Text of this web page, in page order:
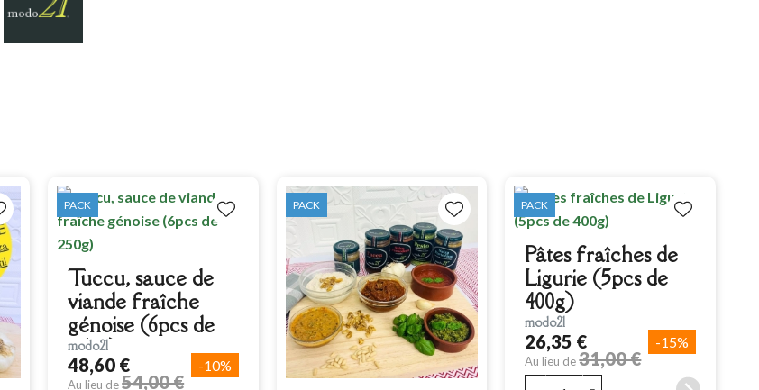
Tuccu, sauce de
viande fraîche
génoise (6pcs de
250g)
modo21
48,60 €
Au lieu de54,00 €
-10%
PACK PACK
Pâtes fraîches de
Ligurie (5pcs de
400g)
modo21
26,35 €
Au lieu de 31,00 €
-15%
PACK